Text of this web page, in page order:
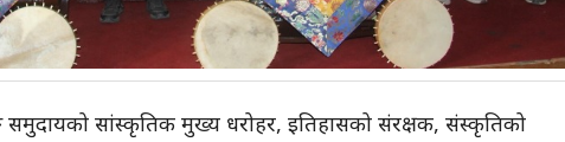
समुदायको सांस्कृतिक मुख्य धरोहर, इतिहासको संरक्षक, संस्कृतिको